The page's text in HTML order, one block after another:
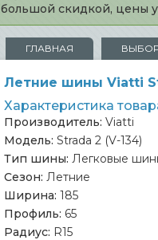
большой скидкой, цены
ГЛАВНАЯ
Летние шины Viatti
Характеристика
Производитель: Viatti
Модель: Strada 2 (V-134)
Тип шины: Легковые
Сезон: Летние
Ширина: 185
Профиль: 65
Радиус: R15